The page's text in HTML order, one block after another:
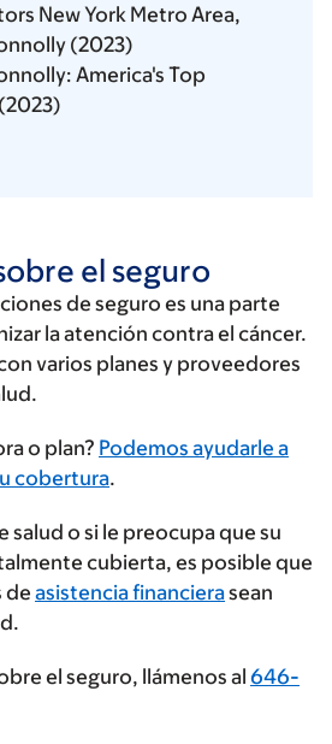
New York Metro Area,
(2023)
America's Top
el seguro
de seguro es una parte
la atención contra el cáncer.
varios planes y proveedores
o plan? Podemos ayudarle a
cobertura.
salud o si le preocupa que su
cubierta, es posible que
de asistencia financierasean
el seguro, llámenos al 646-